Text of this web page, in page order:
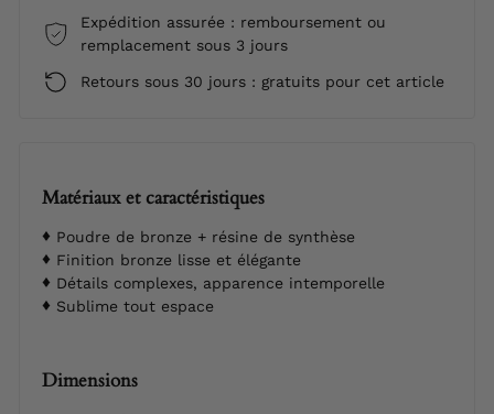
Expédition assurée : remboursement ou
remplacement sous 3 jours
Retours sous 30 jours : gratuits pour cet article
Matériaux et caractéristiques
Poudre de bronze + résine de synthèse
Finition bronze lisse et élégante
Détails complexes, apparence intemporelle
Sublime tout espace
Dimensions